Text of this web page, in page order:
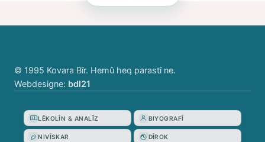
© 1995 Kovara Bîr. Hemû heq parastî ne.
Webdesigne: bdl21
LÊKOLÎN & ANALÎZ BIYOGRAFÎ
NIVÎSKAR DÎROK